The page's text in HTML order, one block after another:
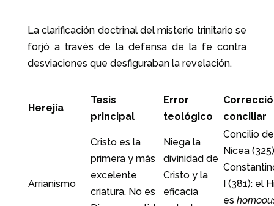
La clarificación doctrinal del misterio trinitario se
forjó a través de la defensa de la fe contra
desviaciones que desfiguraban la revelación.
Herejía
Tesis
principal
Error
teológico
conciliar
Arrianismo
Cristo es la
primera y más
excelente
criatura. No es
Niega la
divinidad de
Cristo y la
eficacia
Concilio de
Nicea
I (381): el
es